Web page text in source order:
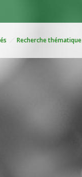
Recherche thématique